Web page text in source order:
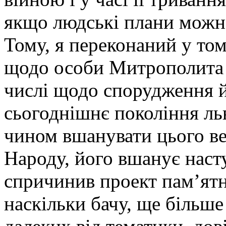
якщо людські плани
Тому, я переконаний у
щодо особи
числі щодо спорудження
сьогоднішнє покоління
чином вшанувати цього
Народу, його вшанує
спричинив проект
наскільки бачу, ще